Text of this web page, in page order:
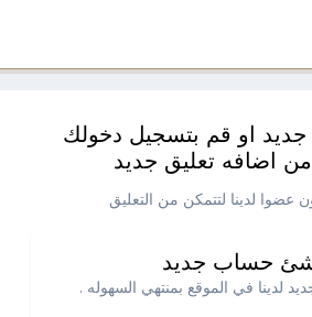
او قم بتسجيل دخولك
اضافه تعليق جديد
عضوا لدينا لتتمكن من التعليق
حساب جديد
لدينا في الموقع بمنتهي السهوله .